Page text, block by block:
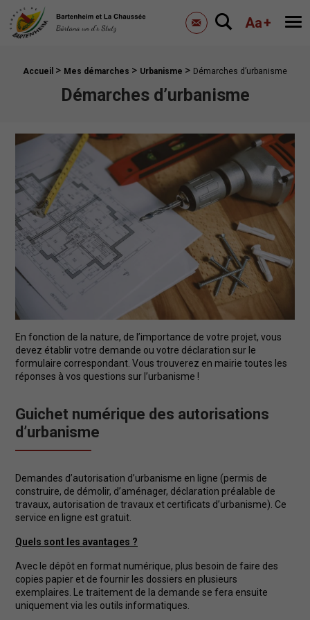
Mairie de Bartenheim
Contactez-nous
Aa+
Fil d'Ariane :
Accueil > Mes démarches > Urbanisme > Démarches d’urbanisme
Démarches d’urbanisme
En fonction de la nature, de l’importance de votre projet, vous
devez établir votre demande ou votre déclaration sur le
formulaire correspondant. Vous trouverez en mairie toutes les
réponses à vos questions sur l’urbanisme !
Guichet numérique des autorisations
d’urbanisme
Demandes d’autorisation d’urbanisme en ligne (permis de
construire, de démolir, d’aménager, déclaration préalable de
travaux, autorisation de travaux et certificats d’urbanisme). Ce
service en ligne est gratuit.
Quels sont les avantages ?
Avec le dépôt en format numérique, plus besoin de faire des
copies papier et de fournir les dossiers en plusieurs
exemplaires. Le traitement de la demande se fera ensuite
uniquement via les outils informatiques.